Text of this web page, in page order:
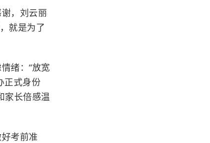
，刘云丽
就是为了
绪：“放宽
正式身份
家长倍感温
考前准